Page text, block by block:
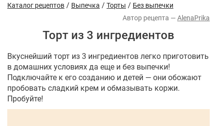
Каталог рецептов / Выпечка / Торты / Без выпечки
AlenaPrika
Торт из 3 ингредиентов
Вкуснейший торт из 3 ингредиентов легко приготовить
в домашних условиях да еще и без выпечки!
Подключайте к его созданию и детей — они обожают
пробовать сладкий крем и обмазывать коржи.
Пробуйте!